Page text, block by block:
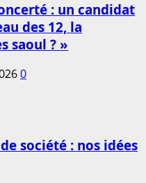
: un candidat
des 12, la
saoul ? »
0
société : nos idées